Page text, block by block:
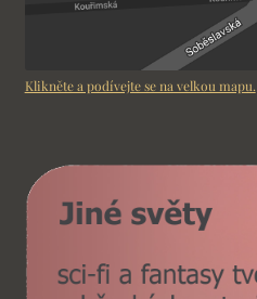
Klikněte a podívejte se na velkou mapu.